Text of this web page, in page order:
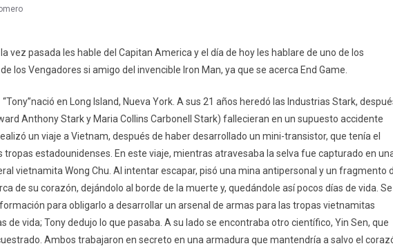
vez pasada les hable del Capitan America y el día de hoy les hablare de uno de los
los Vengadores si amigo del invencible Iron Man, ya que se acerca End Game.
en Long Island, Nueva York. A sus 21 años heredó las Industrias Stark,
Anthony Stark y Maria Collins Carbonell Stark) fallecieran en un supuesto accidente
un viaje a Vietnam, después de haber desarrollado un mini-transistor, que tenía el
tropas estadounidenses. En este viaje, mientras atravesaba la selva fue capturado en
vietnamita Wong Chu. Al intentar escapar, pisó una mina antipersonal y un fragmento
de su corazón, dejándolo al borde de la muerte y, quedándole así pocos días de vida. Se
para obligarlo a desarrollar un arsenal de armas para las tropas vietnamitas
de vida; Tony dedujo lo que pasaba. A su lado se encontraba otro científico, Yin Sen, que
Ambos trabajaron en secreto en una armadura que mantendría a salvo el